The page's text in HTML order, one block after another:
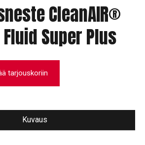
CleanAIR®
Super Plus
tarjouskoriin
Kuvaus